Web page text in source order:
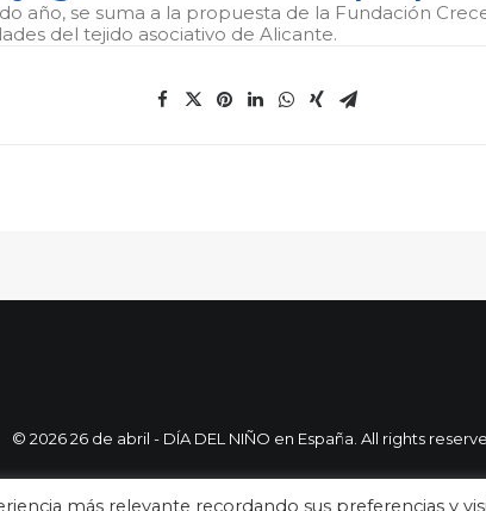
año, se suma a la propuesta de la Fundación
del tejido asociativo de Alicante.
© 2026 26 de abril - DÍA DEL NIÑO en España. All rights
más relevante recordando sus preferencias y